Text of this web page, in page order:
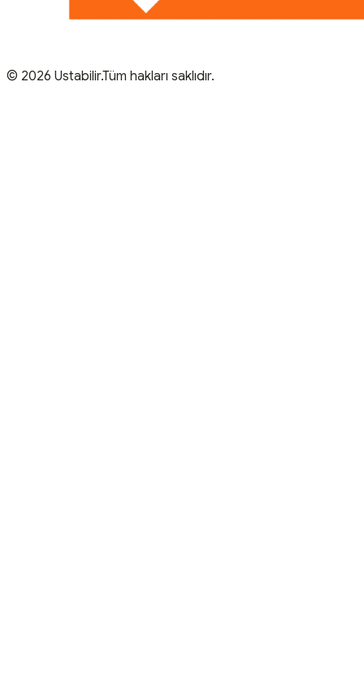
© 2026 Ustabilir.Tüm hakları saklıdır.